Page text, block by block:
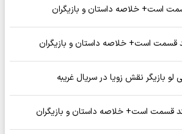
است+ خلاصه داستان و بازیگران
قسمت است+ خلاصه داستان و بازیگران
لو بازیگر نقش زویا در سریال غریبه
قسمت است+ خلاصه داستان و بازیگران